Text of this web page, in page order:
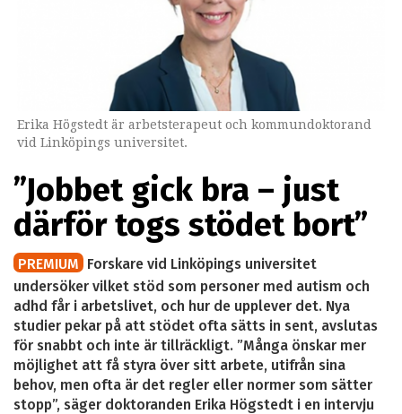
Erika Högstedt är arbetsterapeut och kommundoktorand
vid Linköpings universitet.
”Jobbet gick bra – just
därför togs stödet bort”
PREMIUM Forskare vid Linköpings universitet
undersöker vilket stöd som personer med autism och
adhd får i arbetslivet, och hur de upplever det. Nya
studier pekar på att stödet ofta sätts in sent, avslutas
för snabbt och inte är tillräckligt. ”Många önskar mer
möjlighet att få styra över sitt arbete, utifrån sina
behov, men ofta är det regler eller normer som sätter
stopp”, säger doktoranden Erika Högstedt i en intervju